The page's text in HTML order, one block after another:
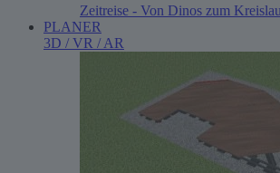
Zeitreise - Von Dinos zum
PLANER
3D / VR / AR